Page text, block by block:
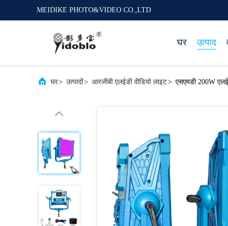
MEIDIKE PHOTO&VIDEO CO.,LTD
घर उत्पाद
घर> उत्पादों> आरजीबी एलईडी वीडियो लाइट> एसएमडी 200W